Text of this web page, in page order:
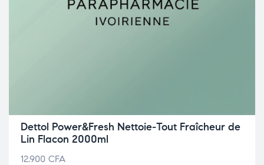
Dettol Power&Fresh Nettoie-Tout Fraîcheur de
Lin Flacon 2000ml
12.900 CFA